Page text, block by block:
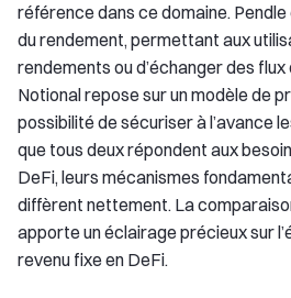
référence dans ce domaine.
du rendement, permettant aux
rendements ou d’échanger des
Notional repose sur un modèle de
possibilité de sécuriser à l’avance
que tous deux répondent aux
DeFi, leurs mécanismes
diffèrent nettement. La
apporte un éclairage précieux sur
revenu fixe en DeFi.